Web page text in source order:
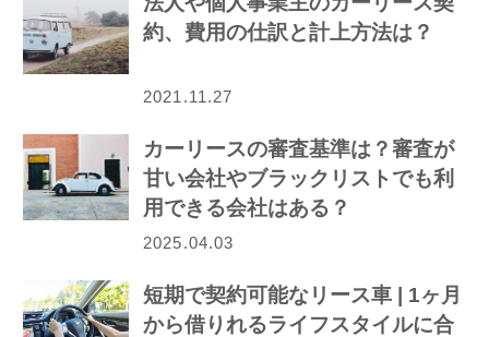
約、費用の仕訳と計上方法は？
2021.11.27
カーリースの審査基準は？審査が
甘い会社やブラックリストでも利
用できる会社はある？
2025.04.03
短期で契約可能なリース車 | 1ヶ月
から借りれるライフスタイルに合